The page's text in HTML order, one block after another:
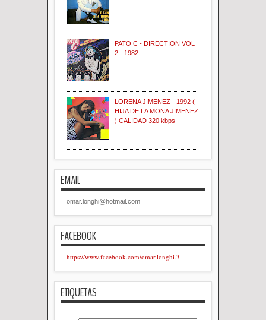
PATO C - DIRECTION VOL
2 - 1982
LORENA JIMENEZ - 1992 (
HIJA DE LA MONA JIMENEZ
) CALIDAD 320 kbps
EMAIL
omar.longhi@hotmail.com
FACEBOOK
https://www.facebook.com/omar.longhi.3
ETIQUETAS